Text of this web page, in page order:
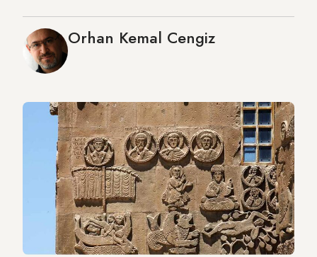
Orhan Kemal Cengiz